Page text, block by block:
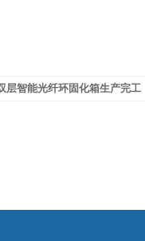
层智能光纤环固化箱生产完工